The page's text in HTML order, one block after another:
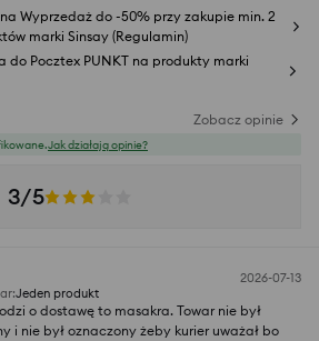
Wyprzedaż do -50% przy zakupie min. 2
marki Sinsay (Regulamin)
do Pocztex PUNKT na produkty marki
Zobacz opinie
Jak działają opinie?
3/5
2026-07-13
:Jeden produkt
o dostawę to masakra. Towar nie był
i nie był oznaczony żeby kurier uważał bo